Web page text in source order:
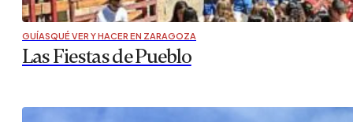
GUÍASQUÉ VER Y HACER EN ZARAGOZA
Las Fiestas de Pueblo